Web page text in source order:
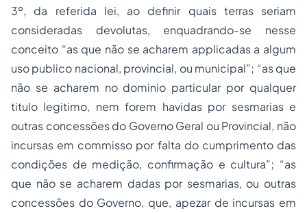
3º, da referida lei, ao definir quais terras seriam
consideradas devolutas, enquadrando-se nesse
conceito “as que não se acharem applicadas a algum
uso publico nacional, provincial, ou municipal”; “as que
não se acharem no dominio particular por qualquer
titulo legitimo, nem forem havidas por sesmarias e
outras concessões do Governo Geral ou Provincial, não
incursas em commisso por falta do cumprimento das
condições de medição, confirmação e cultura”; “as
que não se acharem dadas por sesmarias, ou outras
concessões do Governo, que, apezar de incursas em